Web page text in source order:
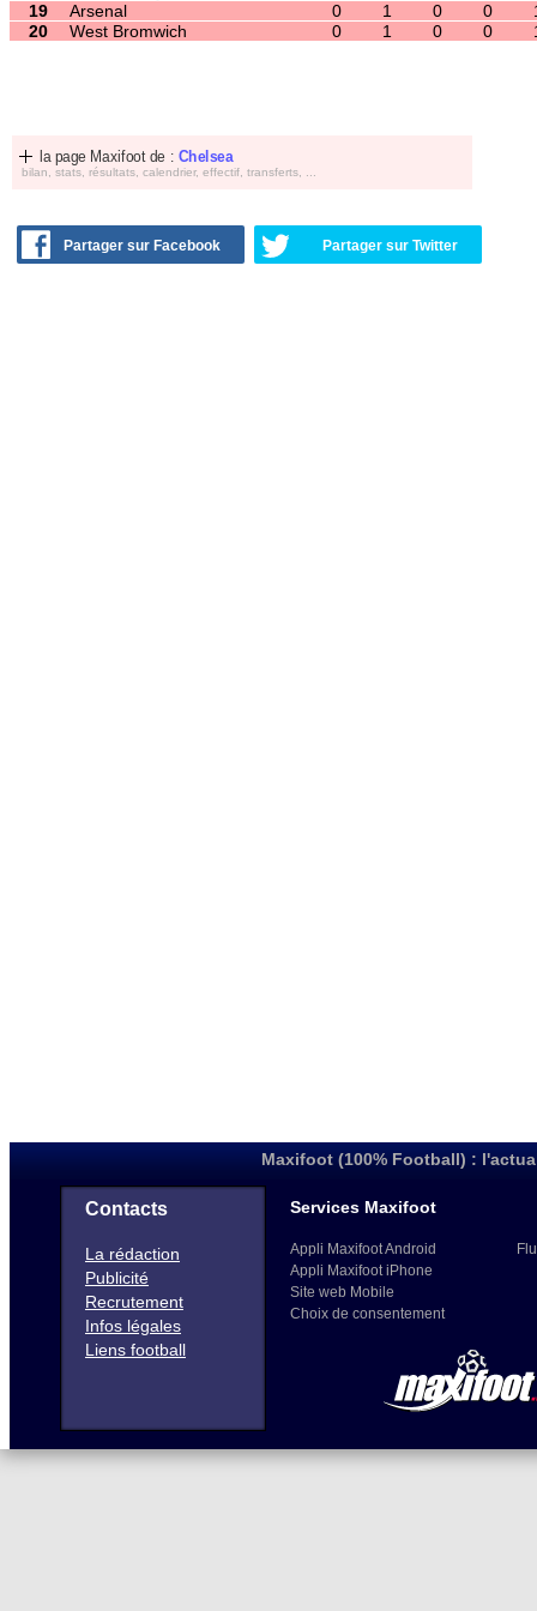
la page Maxifoot de : Chelsea
bilan, stats, résultats, calendrier, effectif, transferts, ...
Partager sur Facebook Partager sur Twitter
Maxifoot (100% Football) :
Contacts
La rédaction
Publicité
Recrutement
Infos légales
Liens football
Services Maxifoot
Appli Maxifoot Android
Appli Maxifoot iPhone
Site web Mobile
Choix de consentement